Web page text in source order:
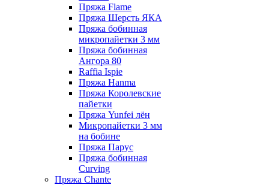
Пряжа Flame
Пряжа Шерсть ЯКА
Пряжа бобинная
микропайетки 3 мм
Пряжа бобинная
Ангора 80
Raffia Ispie
Пряжа Hanma
Пряжа Королевские
пайетки
Пряжа Yunfei лён
Микропайетки 3 мм
на бобине
Пряжа Парус
Пряжа бобинная
Curving
Пряжа Chante